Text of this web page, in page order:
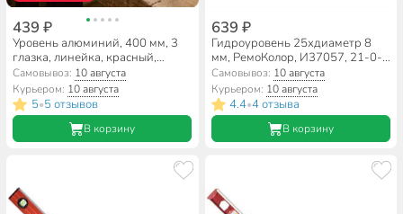
439 ₽
Уровень алюминий, 400 мм, 3
глазка, линейка, красный,
Bartex, HJ-92B
Самовывоз: 10 августа
Курьером: 10 августа
5•5 отзывов
В корзину
639 ₽
Гидроуровень 25хдиаметр 8
мм, РемоКолор, И37057, 21-0-
025
Самовывоз: 10 августа
Курьером: 10 августа
4.4•4 отзыва
В корзину